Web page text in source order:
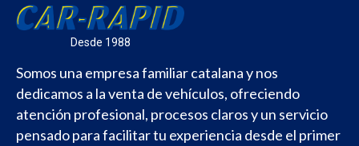
Desde 1988
Somos una empresa familiar catalana y nos
dedicamos a la venta de vehículos, ofreciendo
atención profesional, procesos claros y un servicio
pensado para facilitar tu experiencia desde el primer